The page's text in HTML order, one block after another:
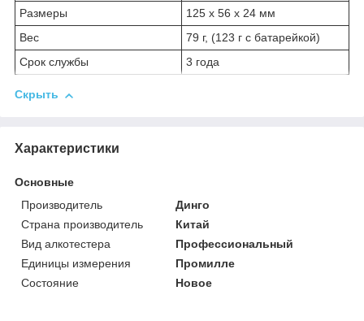
Размеры
125 x 56 x 24 мм
Вес
79 г, (123 г с батарейкой)
Срок службы
3 года
Скрыть
Характеристики
Основные
Производитель
Динго
Страна производитель
Китай
Вид алкотестера
Профессиональный
Единицы измерения
Промилле
Состояние
Новое